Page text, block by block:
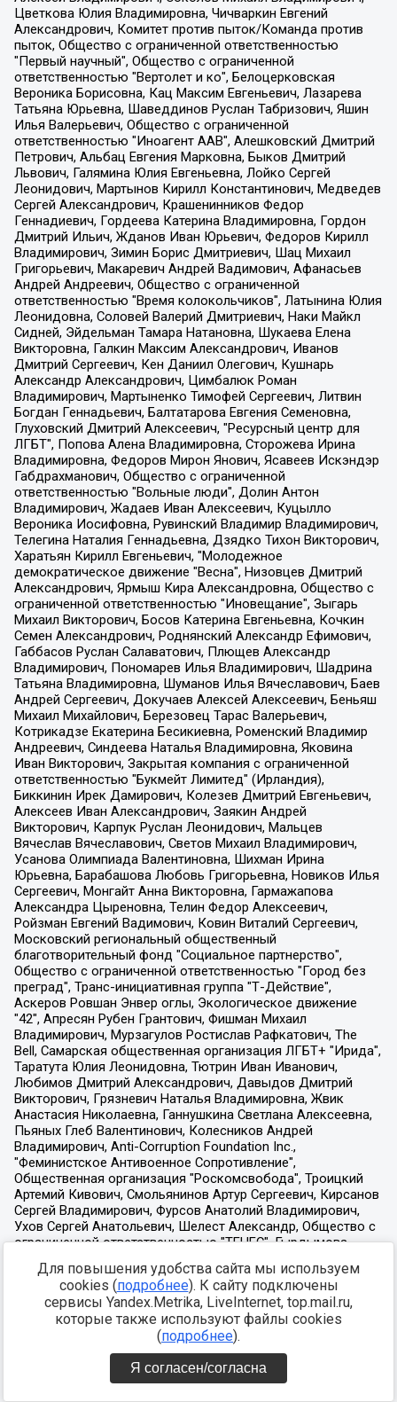
Для повышения удобства сайта мы используем
cookies (подробнее). К сайту подключены
сервисы Yandex.Metrika, LiveInternet, top.mail.ru,
которые также используют файлы cookies
(подробнее).
Я согласен/согласна